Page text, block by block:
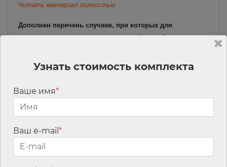
Читать материал полностью
Дополнен перечень случаев, при которых для
строительства, реконструкции линейного объекта не
территории
территории не требуется, в том числе, при строительстве,
реконструкции некоторых видов коммуникационных
коллекторов, а также, при одновременном соблюдении ряда
водопроводов и водоводов, шламопроводов и
железнодорожных путей необщего пользования.
Читать материал полностью
Узнать стоимость комплекта
Ваше имя*
Ваш e-mail *